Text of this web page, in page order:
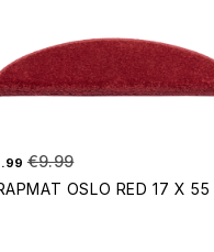
€9.99
OSLO RED 17 X 55